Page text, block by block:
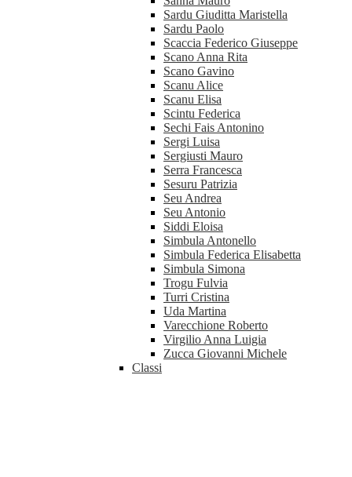
Sardu Giuditta Maristella
Sardu Paolo
Scaccia Federico Giuseppe
Scano Anna Rita
Scano Gavino
Scanu Alice
Scanu Elisa
Scintu Federica
Sechi Fais Antonino
Sergi Luisa
Sergiusti Mauro
Serra Francesca
Sesuru Patrizia
Seu Andrea
Seu Antonio
Siddi Eloisa
Simbula Antonello
Simbula Federica Elisabetta
Simbula Simona
Trogu Fulvia
Turri Cristina
Uda Martina
Varecchione Roberto
Virgilio Anna Luigia
Zucca Giovanni Michele
Classi